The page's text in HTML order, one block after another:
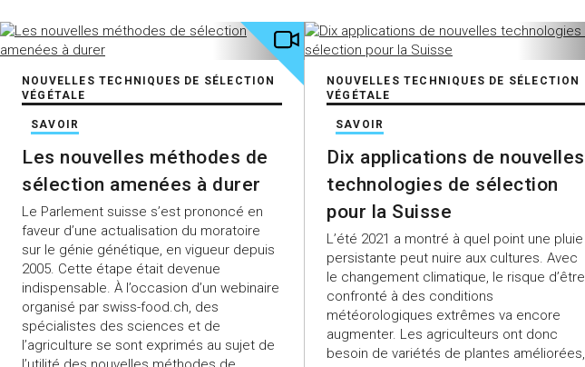
NOUVELLES TECHNIQUES DE SÉLECTION
VÉGÉTALE
SAVOIR
Les nouvelles méthodes de
sélection amenées à durer
Le Parlement suisse s’est prononcé en
faveur d’une actualisation du moratoire
sur le génie génétique, en vigueur depuis
2005. Cette étape était devenue
indispensable. À l’occasion d’un webinaire
organisé par swiss-food.ch, des
spécialistes des sciences et de
l’agriculture se sont exprimés au sujet de
NOUVELLES TECHNIQUES DE SÉLECTION
VÉGÉTALE
SAVOIR
Dix applications de nouvelles
technologies de sélection
pour la Suisse
L’été 2021 a montré à quel point une pluie
persistante peut nuire aux cultures. Avec
le changement climatique, le risque d’être
confronté à des conditions
météorologiques extrêmes va encore
augmenter. Les agriculteurs ont donc
besoin de variétés de plantes améliorées,